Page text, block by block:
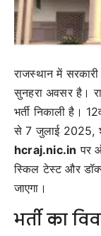
राजस्थान में
सुनहरा अवसर है।
भर्ती निकाली है।
से 7 जुलाई 2025,
hcraj.nic.in पर
स्किल टेस्ट और
जाएगा।
भर्ती का